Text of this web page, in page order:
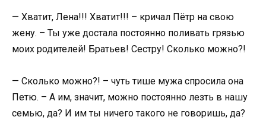
— Хватит, Лена!!! Хватит!!! – кричал Пётр на свою
жену. – Ты уже достала постоянно поливать грязью
моих родителей! Братьев! Сестру! Сколько можно?!
— Сколько можно?! – чуть тише мужа спросила она
Петю. – А им, значит, можно постоянно лезть в нашу
семью, да? И им ты ничего такого не говоришь, да?